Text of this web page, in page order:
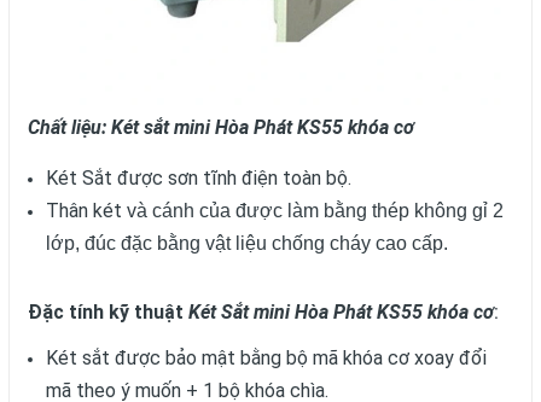
Chất liệu: Két sắt mini Hòa Phát KS55 khóa cơ
Két Sắt được sơn tĩnh điện toàn bộ.
Thân két và cánh của được làm bằng thép không gỉ 2
lớp, đúc đặc bằng vật liệu chống cháy cao cấp.
Đặc tính kỹ thuật Két Sắt mini Hòa Phát KS55 khóa cơ:
Két sắt được bảo mật bằng bộ mã khóa cơ xoay đổi
mã theo ý muốn + 1 bộ khóa chìa.